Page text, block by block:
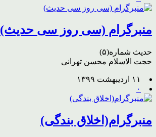
منبرگرام (سی روز سی حدیث)
حدیث شماره(۵)
حجت الاسلام محسن تهرانی
۱۱ اردیبهشت ۱۳۹۹
۰
منبرگرام(اخلاق بندگی)